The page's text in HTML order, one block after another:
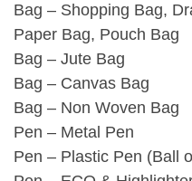
Bag – Shopping Bag,
Paper Bag, Pouch Bag
Bag – Jute Bag
Bag – Canvas Bag
Bag – Non Woven Bag
Pen – Metal Pen
Pen – Plastic Pen (Ball